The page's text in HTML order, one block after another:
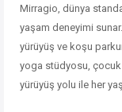
Mirragio, dünya
yaşam deneyimi
yürüyüş ve koşu
yoga stüdyosu, çocuk
yürüyüş yolu ile her